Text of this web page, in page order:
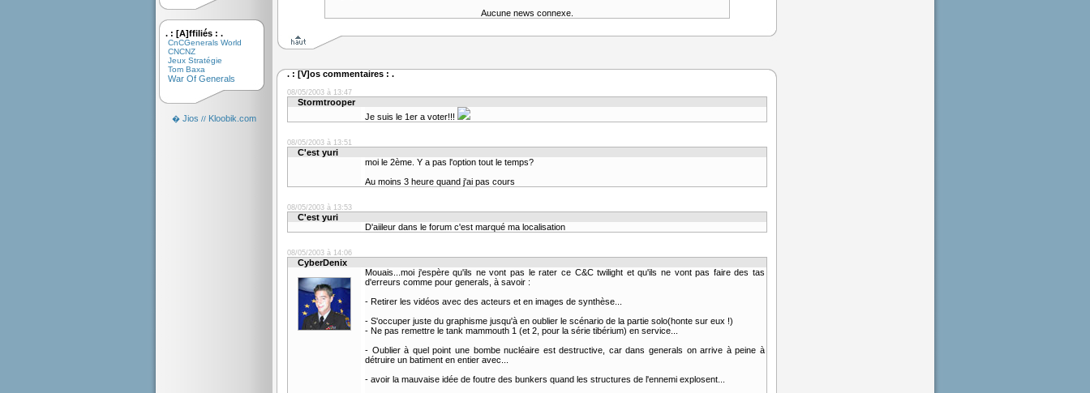
. : [A]ffiliés : .
CnCGenerals World
CNCNZ
Jeux Stratégie
Tom Baxa
War Of Generals
� Jios // Kloobik.com
Aucune news connexe.
. : [V]os commentaires : .
08/05/2003 à 13:47
Stormtrooper
Je suis le 1er a voter!!!
08/05/2003 à 13:51
C'est yuri
moi le 2ème. Y a pas l'option tout le temps?
Au moins 3 heure quand j'ai pas cours
08/05/2003 à 13:53
C'est yuri
D'aiileur dans le forum c'est marqué ma localisation
08/05/2003 à 14:06
CyberDenix
Mouais...moi j'espère qu'ils ne vont pas le rater ce C&C twilight et qu'ils ne vont pas faire des tas
d'erreurs comme pour generals, à savoir :
- Retirer les vidéos avec des acteurs et en images de synthèse...
- S'occuper juste du graphisme jusqu'à en oublier le scénario de la partie solo(honte sur eux !)
- Ne pas remettre le tank mammouth 1 (et 2, pour la série tibérium) en service...
- Oublier à quel point une bombe nucléaire est destructive, car dans generals on arrive à peine à
détruire un batiment en entier avec...
- avoir la mauvaise idée de foutre des bunkers quand les structures de l'ennemi explosent...